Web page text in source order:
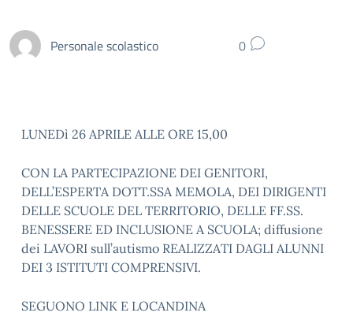
Personale scolastico 0
LUNEDì 26 APRILE ALLE ORE 15,00
CON LA PARTECIPAZIONE DEI GENITORI,
DELL’ESPERTA DOTT.SSA MEMOLA, DEI DIRIGENTI
DELLE SCUOLE DEL TERRITORIO, DELLE FF.SS.
BENESSERE ED INCLUSIONE A SCUOLA; diffusione
dei LAVORI sull’autismo REALIZZATI DAGLI ALUNNI
DEI 3 ISTITUTI COMPRENSIVI.
SEGUONO LINK E LOCANDINA